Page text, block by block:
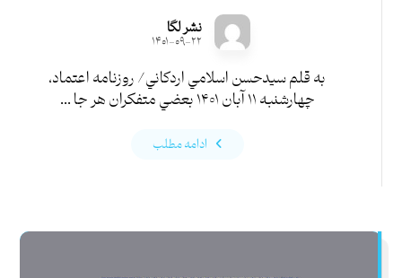
نشر لگا
۱۴۰۱-۰۹-۲۲
به قلم سيدحسن اسلامي اردكاني/ روزنامه اعتماد،
چهارشنبه ۱۱ آبان ۱۴۰۱ بعضي متفكران هر جا ...
ادامه مطلب